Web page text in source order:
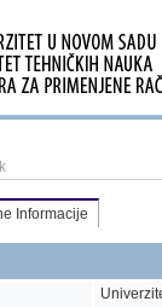
Informacije